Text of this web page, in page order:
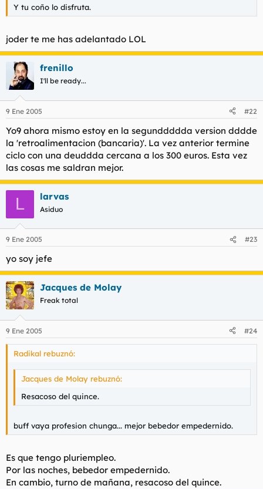
Y tu coño lo disfruta.
joder te me has adelantado LOL
frenillo
I'll be ready...
9 Ene 2005 #22
Yo9 ahora mismo estoy en la segunddddda version dddde
la 'retroalimentacion (bancaria)'. La vez anterior termine
ciclo con una deuddda cercana a los 300 euros. Esta vez
las cosas me saldran mejor.
L larvas
Asiduo
9 Ene 2005 #23
yo soy jefe
Jacques de Molay
Freak total
9 Ene 2005 #24
Radikal rebuznó:
Jacques de Molay rebuznó:
Resacoso del quince.
buff vaya profesion chunga... mejor bebedor empedernido.
Es que tengo pluriempleo.
Por las noches, bebedor empedernido.
En cambio, turno de mañana, resacoso del quince.